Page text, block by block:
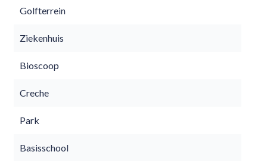
Golfterrein
Ziekenhuis
Bioscoop
Creche
Park
Basisschool